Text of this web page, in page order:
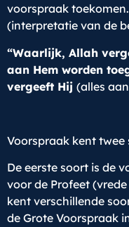
voorspraak
(interpretatie van de
“Waarlijk, Allah
aan Hem worden
vergeeft Hij (alles
Voorspraak kent twee
De eerste soort is de
voor de Profeet
kent verschillende
de Grote Voorspraak